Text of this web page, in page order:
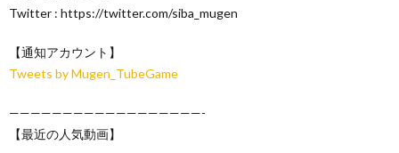
Twitter : https://twitter.com/siba_mugen
【通知アカウント】
Tweets by Mugen_TubeGame
——————————————————-
【最近の人気動画】